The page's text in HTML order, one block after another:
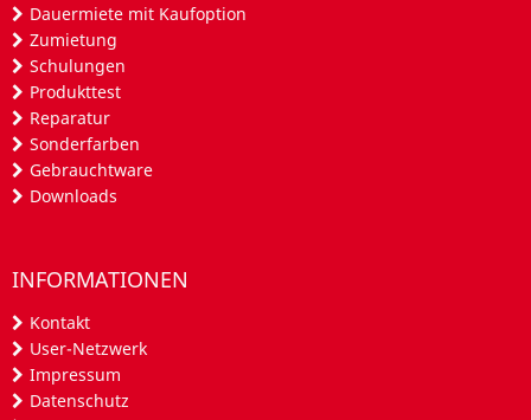
Dauermiete mit Kaufoption
Zumietung
Schulungen
Produkttest
Reparatur
Sonderfarben
Gebrauchtware
Downloads
INFORMATIONEN
Kontakt
User-Netzwerk
Impressum
Datenschutz